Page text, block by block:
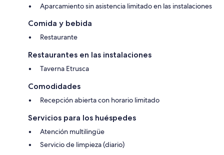
Aparcamiento sin asistencia limitado en las instalaciones
Comida y bebida
Restaurante
Restaurantes en las instalaciones
Taverna Etrusca
Comodidades
Recepción abierta con horario limitado
Servicios para los huéspedes
Atención multilingüe
Servicio de limpieza (diario)